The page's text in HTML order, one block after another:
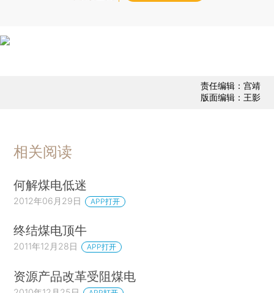
责任编辑：宫靖
版面编辑：王影
相关阅读
何解煤电低迷
2012年06月29日 APP打开
终结煤电顶牛
2011年12月28日 APP打开
资源产品改革受阻煤电